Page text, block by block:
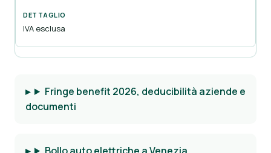
IVA esclusa
Fringe benefit 2026, deducibilità aziende e
documenti